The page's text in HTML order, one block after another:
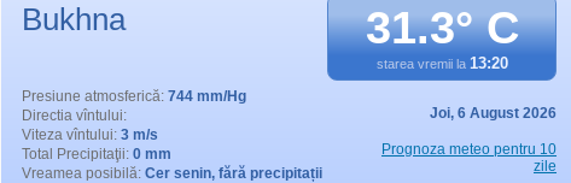
Bukhna 31.3° C
starea vremii la 13:20
Presiune atmosferică: 744 mm/Hg
Directia vîntului:
Viteza vîntului: 3 m/s
Total Precipitaţii: 0 mm
Vreamea posibilă: Cer senin, fără precipitații
Joi, 6 August 2026
Prognoza meteo pentru 10
zile